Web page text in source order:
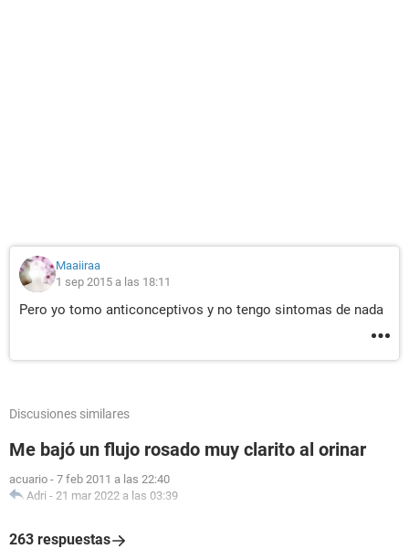
Maaiiraa
1 sep 2015 a las 18:11
Pero yo tomo anticonceptivos y no tengo sintomas de nada
Discusiones similares
Me bajó un flujo rosado muy clarito al orinar
acuario - 7 feb 2011 a las 22:40
Adri - 21 mar 2022 a las 03:39
263 respuestas